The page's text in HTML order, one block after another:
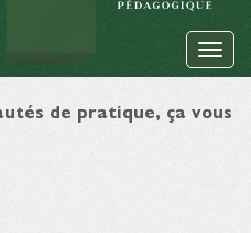
de pratique, ça vous